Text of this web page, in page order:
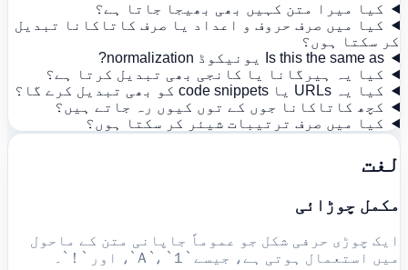
کیا میرا متن کہیں بھی بھیجا جاتا ہے؟
کیا میں صرف حروف و اعداد یا صرف کاتاکانا تبدیل
کر سکتا ہوں؟
Is this the same as یونیکوڈ normalization?
کیا یہ ہیرگانا یا کانجی بھی تبدیل کرتا ہے؟
کیا یہ URLs یا code snippets کو بھی تبدیل کرے گا؟
کچھ کاتاکانا جوں کے توں کیوں رہ جاتے ہیں؟
کیا میں صرف ترتیبات شیئر کر سکتا ہوں؟
لغت
مکمل چوڑائی
ایک چوڑی حرفی شکل جو عموماً جاپانی متن کے ماحول
میں استعمال ہوتی ہے، جیسے `Ａ`، `１`، اور `！`۔